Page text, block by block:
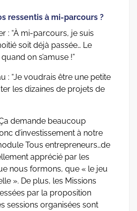
ressentis à mi-parcours ?
: “À mi-parcours, je suis
soit déjà passée… Le
on s’amuse !”
: “Je voudrais être une petite
les dizaines de projets de
demande beaucoup
d’investissement à notre
Tous entrepreneurs…de
apprécié par les
nous formons, que « le jeu
». De plus, les Missions
par la proposition
sessions organisées sont